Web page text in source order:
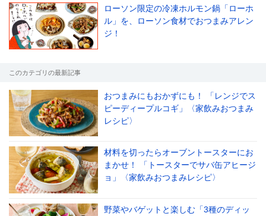
ローソン限定の冷凍ホルモン鍋「ローホ
ル」を、ローソン食材でおつまみアレン
ジ！
このカテゴリの最新記事
おつまみにもおかずにも！ 「レンジでス
ピーディープルコギ」〈家飲みおつまみ
レシピ〉
材料を切ったらオーブントースターにお
まかせ！ 「トースターでサバ缶アヒージ
ョ」〈家飲みおつまみレシピ〉
野菜やバゲットと楽しむ「3種のディッ